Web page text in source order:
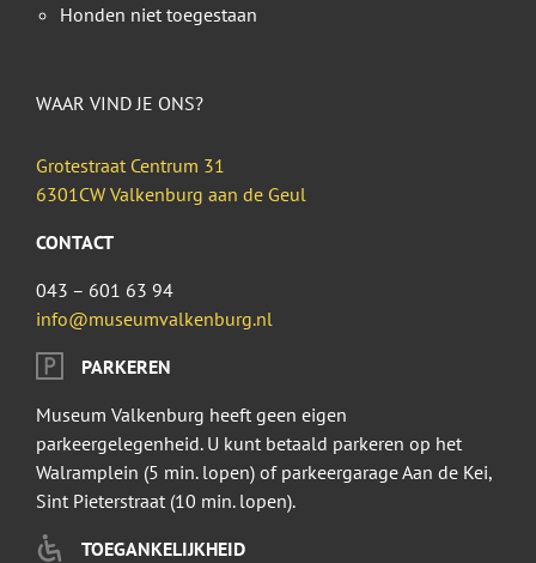
Honden niet toegestaan
WAAR VIND JE ONS?
Grotestraat Centrum 31
6301CW Valkenburg aan de Geul
CONTACT
043 – 601 63 94
info@museumvalkenburg.nl
PARKEREN
Museum Valkenburg heeft geen eigen
parkeergelegenheid. U kunt betaald parkeren op het
Walramplein (5 min. lopen) of parkeergarage Aan de Kei,
Sint Pieterstraat (10 min. lopen).
TOEGANKELIJKHEID